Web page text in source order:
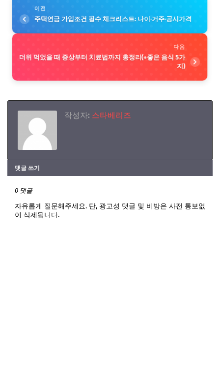
이전
주택연금 가입조건 필수 체크리스트: 나이·거주·공시가격
다음
더위 먹었을 때 증상부터 치료법까지 총정리(+좋은 음식 5가
지)
작성자: 스타베리즈
댓글 쓰기
0 댓글
자유롭게 질문해주세요. 단, 광고성 댓글 및 비방은 사전 통보없
이 삭제됩니다.